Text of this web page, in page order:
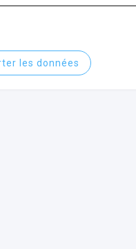
les données